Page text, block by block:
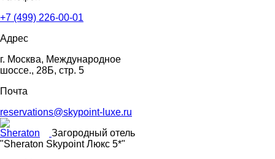
+7 (499) 226-00-01
Адрес
г. Москва, Международное
шоссе., 28Б, стр. 5
Почта
reservations@skypoint-luxe.ru
Загородный отель
"Sheraton Skypoint Люкс 5*"